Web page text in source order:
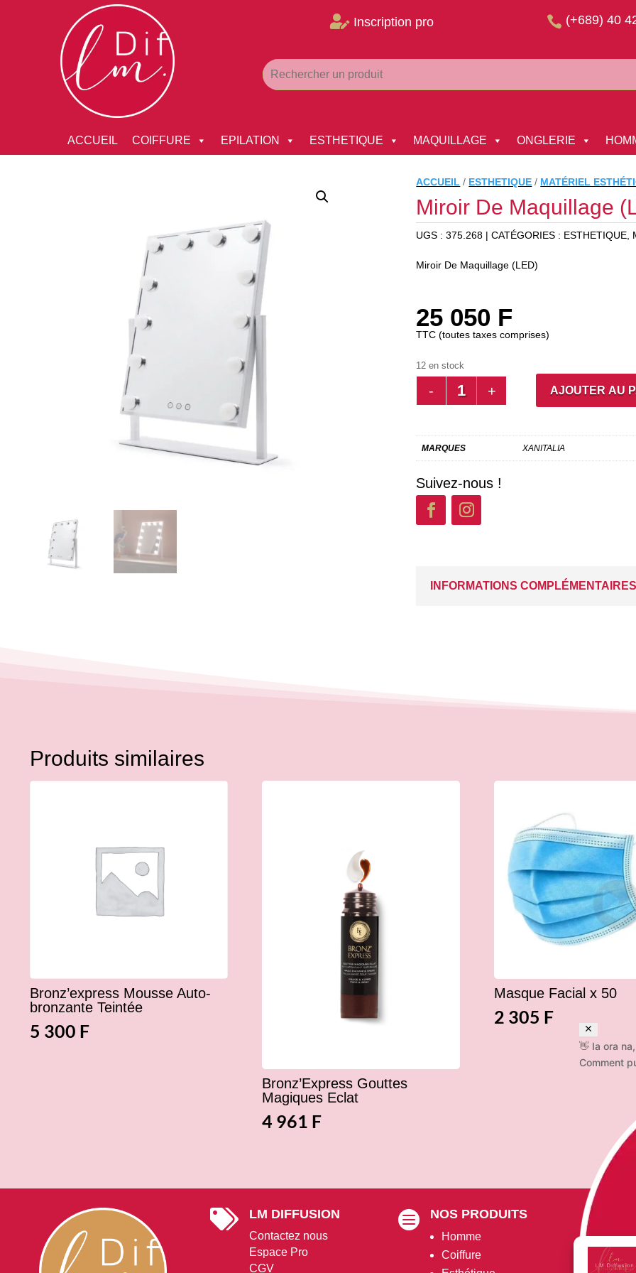
 Inscription pro  (+689) 40
ACCUEIL COIFFURE EPILATION ESTHETIQUE MAQUILLAGE ONGLERIE
ACCUEIL / ESTHETIQUE / MATÉRIEL
Miroir De Maquillage
UGS : 375.268 CATÉGORIES : ESTHETIQUE
Miroir De Maquillage (LED)
25 050 F
TTC (toutes taxes comprises)
12 en stock
QUANTITÉ
MAQUILLAGE
AJOUTER AU
MARQUES XANITALIA
Suivez-nous !
INFORMATIONS COMPLÉMENTAIRES
Produits similaires
Bronz’express Mousse Auto-
bronzante Teintée
5 300 F
Bronz’Express Gouttes
Magiques Eclat
4 961 F
Masque Facial x 50
2 305 F
 LM DIFFUSION
Contactez nous
Espace Pro
CGV
 NOS PRODUITS
Homme
Coiffure

👋 Ia ora
Comment